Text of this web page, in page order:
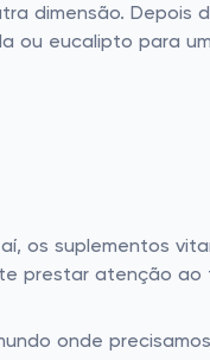
dimensão. Depois
ou eucalipto para
os suplementos
prestar atenção
onde